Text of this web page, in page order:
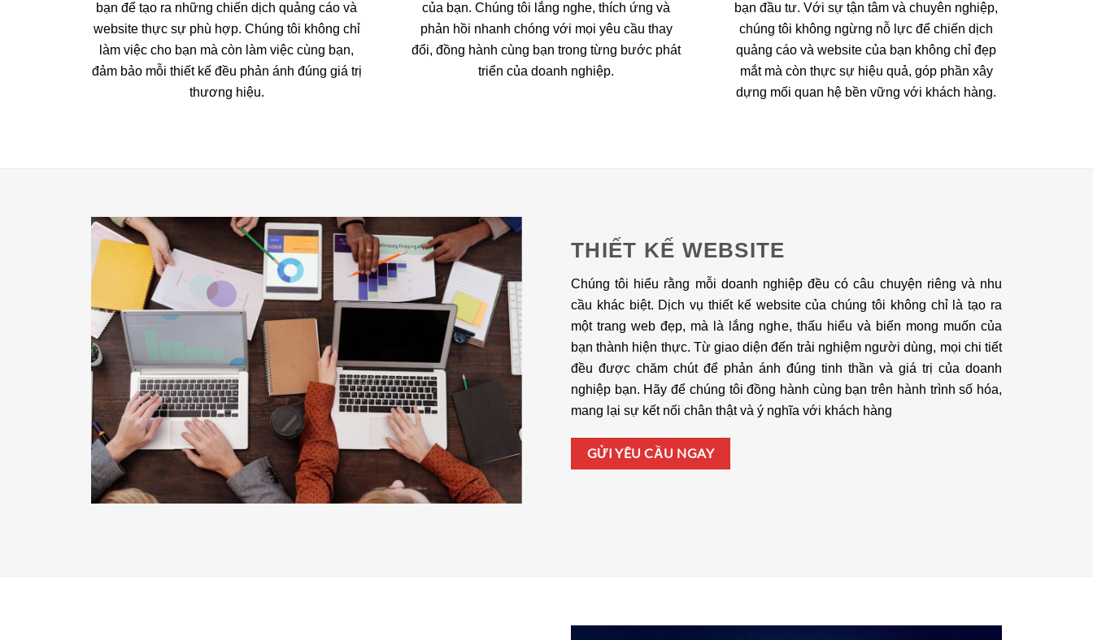
bạn để tạo ra những chiến dịch quảng cáo và
website thực sự phù hợp. Chúng tôi không chỉ
làm việc cho bạn mà còn làm việc cùng bạn,
đảm bảo mỗi thiết kế đều phản ánh đúng giá trị
thương hiệu.
của bạn. Chúng tôi lắng nghe, thích ứng và
phản hồi nhanh chóng với mọi yêu cầu thay
đổi, đồng hành cùng bạn trong từng bước phát
triển của doanh nghiệp.
bạn đầu tư. Với sự tận tâm và chuyên nghiệp,
chúng tôi không ngừng nỗ lực để chiến dịch
quảng cáo và website của bạn không chỉ đẹp
mắt mà còn thực sự hiệu quả, góp phần xây
dựng mối quan hệ bền vững với khách hàng.
THIẾT KẾ WEBSITE
Chúng tôi hiểu rằng mỗi doanh nghiệp đều có câu chuyện riêng và nhu
cầu khác biệt. Dịch vụ thiết kế website của chúng tôi không chỉ là tạo ra
một trang web đẹp, mà là lắng nghe, thấu hiểu và biến mong muốn của
bạn thành hiện thực. Từ giao diện đến trải nghiệm người dùng, mọi chi tiết
đều được chăm chút để phản ánh đúng tinh thần và giá trị của doanh
nghiệp bạn. Hãy để chúng tôi đồng hành cùng bạn trên hành trình số hóa,
mang lại sự kết nối chân thật và ý nghĩa với khách hàng
GỬI YÊU CẦU NGAY